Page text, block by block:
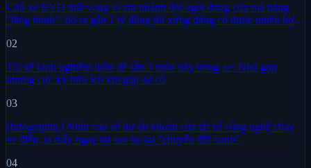
Chủ xe BYD thất vọng vì chi nhánh đột ngột đóng cửa mà hãng
"lặng thinh": bỏ ra gần 1 tỷ đồng thì xứng đáng có được nhiều hơn
02
Tài xế kinh nghiệm luôn để sẵn 3 món này trong xe: Nhỏ gọn
nhưng cực kỳ hữu ích khi gặp sự cố
03
[Infographic] Nhìn vào số dư tài khoản của tài xế công nghệ chạy
xe điện, ta thấy ngay tại sao họ lại "chuyển đổi xanh"
04